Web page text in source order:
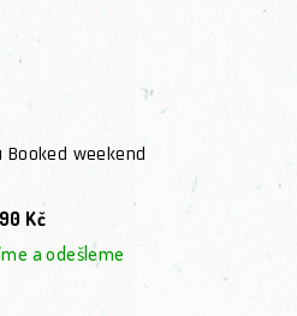
weekend
Kč
a odešleme